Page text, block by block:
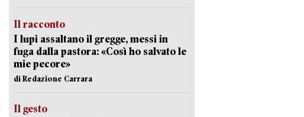
Il racconto
I lupi assaltano il gregge, messi in
fuga dalla pastora: «Così ho salvato le
mie pecore»
di Redazione Carrara
Il gesto